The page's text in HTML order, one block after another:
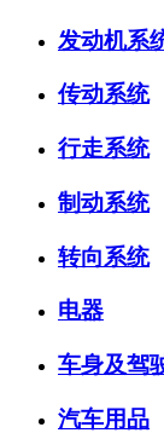
发动机系
传动系统
行走系统
制动系统
转向系统
电器
车身及驾
汽车用品